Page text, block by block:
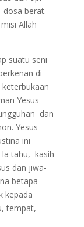
dosa berat.
Allah
suatu seni
di
Yesus
dan
Yesus
ini
Ia tahu, kasih
dan jiwa-
betapa
kepada
tempat,